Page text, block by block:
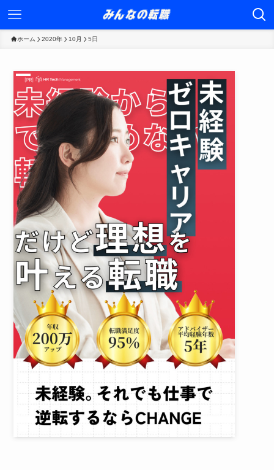
ホーム 2020年 10月 5日